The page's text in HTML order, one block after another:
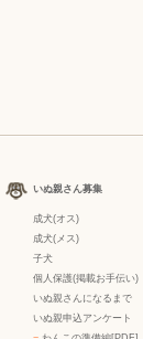
いぬ親さん募集
成犬(オス)
成犬(メス)
子犬
個人保護(掲載お手伝い)
いぬ親さんになるまで
いぬ親申込アンケート